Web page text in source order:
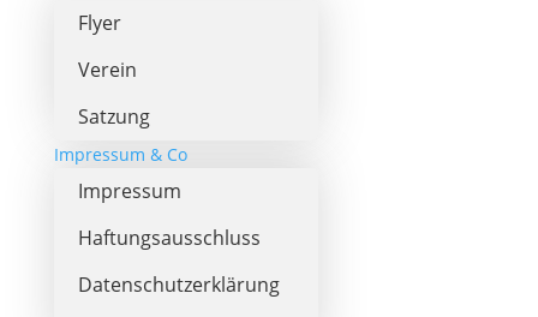
Flyer
Verein
Satzung
Impressum & Co
Impressum
Haftungsausschluss
Datenschutzerklärung